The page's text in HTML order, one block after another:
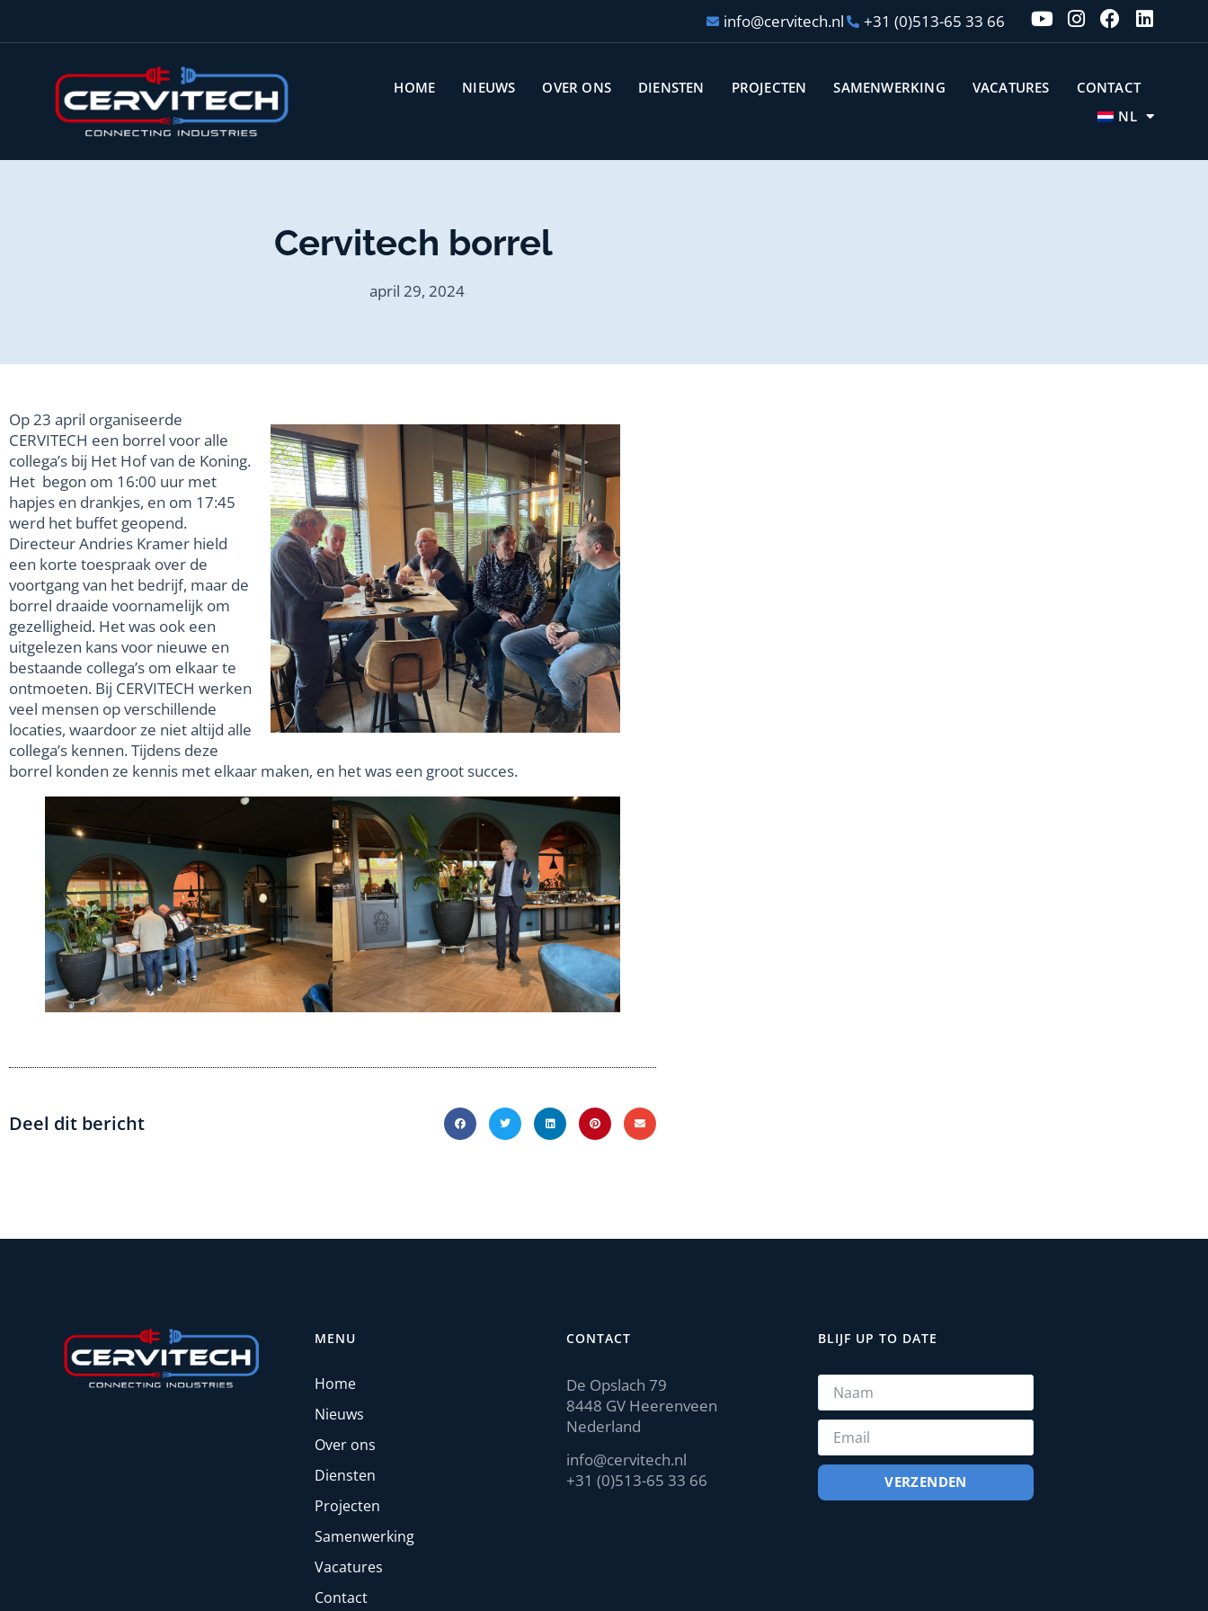
info@cervitech.nl +31 (0)513-65 33 66
HOME NIEUWS OVER ONS DIENSTEN PROJECTEN SAMENWERKING VACATURES
CONTACT
NL
Cervitech borrel
april 29, 2024
Op 23 april organiseerde
CERVITECH een borrel voor alle
collega’s bij Het Hof van de Koning.
Het begon om 16:00 uur met
hapjes en drankjes, en om 17:45
werd het buffet geopend.
Directeur Andries Kramer hield
een korte toespraak over de
voortgang van het bedrijf, maar de
borrel draaide voornamelijk om
gezelligheid. Het was ook een
uitgelezen kans voor nieuwe en
bestaande collega’s om elkaar te
ontmoeten. Bij CERVITECH werken
veel mensen op verschillende
locaties, waardoor ze niet altijd alle
collega’s kennen. Tijdens deze
borrel konden ze kennis met elkaar maken, en het was een groot succes.
Deel dit bericht
MENU
Home
Nieuws
Over ons
Diensten
Projecten
Samenwerking
Vacatures
Contact
CONTACT
De Opslach 79
8448 GV Heerenveen
Nederland
info@cervitech.nl
+31 (0)513-65 33 66
BLIJF UP TO DATE
VERZENDEN